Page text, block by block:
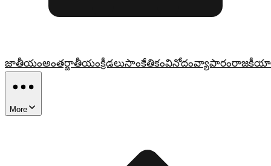
జాతీయంఅంతర్జాతీయంక్రీడలుసాంకేతికంవినోదంవ్యాపారం
More